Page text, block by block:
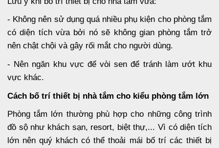
- Không nên sử dụng quá nhiều phụ kiện cho phòng tắm
có diện tích vừa bởi nó sẽ không gian phòng tắm trở
nên chật chội và gây rối mắt cho người dùng.
- Nên ngăn khu vực để vòi sen để tránh làm ướt khu
vực khác.
Cách bố trí thiết bị nhà tắm cho kiểu phòng tắm lớn
Phòng tắm lớn thường phù hợp cho những công trình
đồ sộ như khách sạn, resort, biệt thự,... Vì có diện tích
lớn nên quý khách có thể thoải mái bố trí các thiết bị